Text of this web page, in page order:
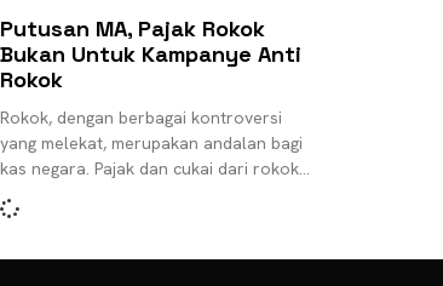
Putusan MA, Pajak Rokok
Bukan Untuk Kampanye Anti
Rokok
Rokok, dengan berbagai kontroversi
yang melekat, merupakan andalan bagi
kas negara. Pajak dan cukai dari rokok
adalah tiang penopang APBN. Fakta ini
tak terbantahkan. Banyak